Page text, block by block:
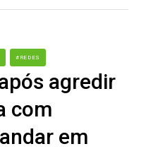
#REDES
agredir
com
em